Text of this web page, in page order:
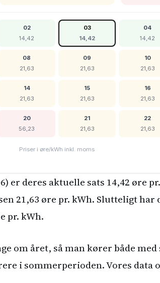
02
14,42
03
14,42
04
14,42
08
21,63
09
21,63
10
21,63
14
21,63
15
21,63
16
21,63
20
56,23
21
21,63
22
21,63
Priser i øre/kWh inkl. moms
er deres aktuelle sats 14,42 øre
21,63 øre pr. kWh. Slutteligt
pr. kWh.
om året, så man kører både
i sommerperioden. Vores data